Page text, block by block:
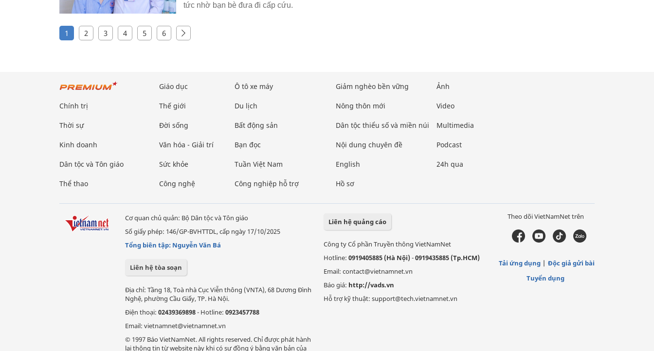
tức nhờ bạn bè đưa đi cấp cứu.
1 2 3 4 5 6
Chính trị
Thời sự
Kinh doanh
Dân tộc và Tôn giáo
Thể thao
Giáo dục
Thế giới
Đời sống
Văn hóa - Giải trí
Sức khỏe
Công nghệ
Ô tô xe máy
Du lịch
Bất động sản
Bạn đọc
Tuần Việt Nam
Công nghiệp hỗ trợ
Giảm nghèo bền vững
Nông thôn mới
Dân tộc thiểu số và miền núi
Nội dung chuyên đề
English
Hồ sơ
Ảnh
Video
Multimedia
Podcast
24h qua
Cơ quan chủ quản: Bộ Dân tộc và Tôn giáo
Số giấy phép: 146/GP-BVHTTDL, cấp ngày 17/10/2025
Tổng biên tập: Nguyễn Văn Bá
Liên hệ tòa soạn
Địa chỉ: Tầng 18, Toà nhà Cục Viễn thông (VNTA), 68 Dương Đình
Nghệ, phường Cầu Giấy, TP. Hà Nội.
Điện thoại: 02439369898- Hotline: 0923457788
Email: vietnamnet@vietnamnet.vn
© 1997 Báo VietNamNet. All rights reserved. Chỉ được phát hành
lại thông tin từ website này khi có sự đồng ý bằng văn bản của
Liên hệ quảng cáo
Công ty Cổ phần Truyền thông VietNamNet
Hotline: 0919405885 (Hà Nội)-0919435885 (Tp.HCM)
Email: contact@vietnamnet.vn
Báo giá: http://vads.vn
Hỗ trợ kỹ thuật: support@tech.vietnamnet.vn
Theo dõi VietNamNet trên
Tải ứng dụng
Độc giả gửi bài
Tuyển dụng